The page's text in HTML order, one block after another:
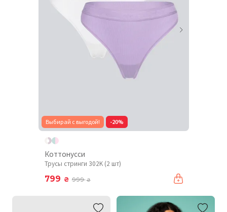
Выбирай с выгодой! -20%
Коттонусси
Трусы стринги 302K (2 шт)
799 ₴ 999₴